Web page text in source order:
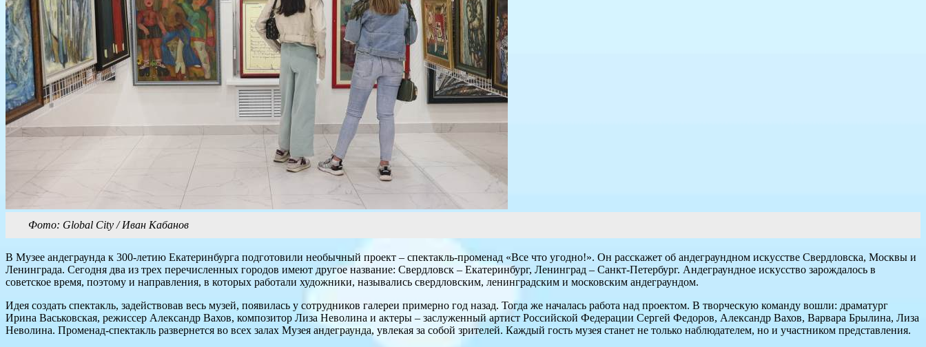
Фото: Global City / Иван Кабанов
В Музее андеграунда к 300-летию Екатеринбурга подготовили необычный проект – спектакль-променад «Все что угодно!». Он расскажет об андеграундном искусстве Свердловска, Москвы и
Ленинграда. Сегодня два из трех перечисленных городов имеют другое название: Свердловск – Екатеринбург, Ленинград – Санкт-Петербург. Андеграундное искусство зарождалось в
советское время, поэтому и направления, в которых работали художники, назывались свердловским, ленинградским и московским андеграундом.
Идея создать спектакль, задействовав весь музей, появилась у сотрудников галереи примерно год назад. Тогда же началась работа над проектом. В творческую команду вошли: драматург
Ирина Васьковская, режиссер Александр Вахов, композитор Лиза Неволина и актеры – заслуженный артист Российской Федерации Сергей Федоров, Александр Вахов, Варвара Брылина, Лиза
Неволина. Променад-спектакль развернется во всех залах Музея андеграунда, увлекая за собой зрителей. Каждый гость музея станет не только наблюдателем, но и участником представления.